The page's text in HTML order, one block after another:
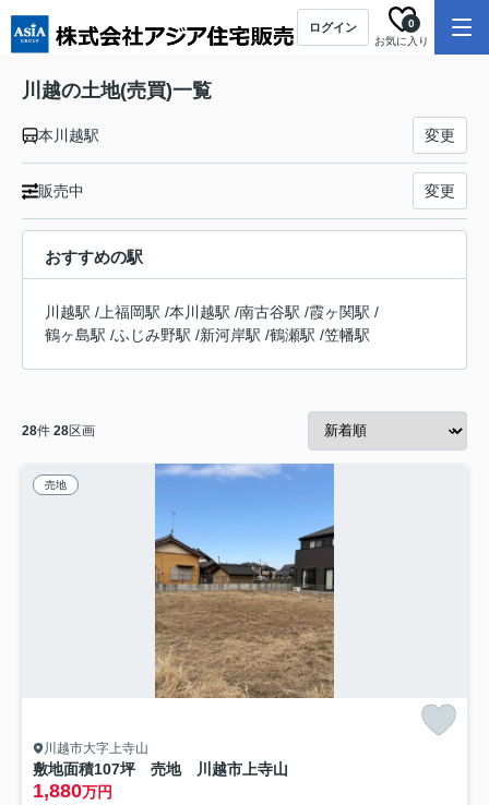
ログイン
お気に入り
0
川越の土地(売買)一覧
本川越駅 変更
販売中 変更
おすすめの駅
川越駅 / 上福岡駅 /本川越駅 /南古谷駅 /霞ヶ関駅 /
鶴ヶ島駅 /ふじみ野駅 /新河岸駅 /鶴瀬駅 /笠幡駅
28件 28区画
売地
川越市大字上寺山
敷地面積107坪 売地 川越市上寺山
1,880万円